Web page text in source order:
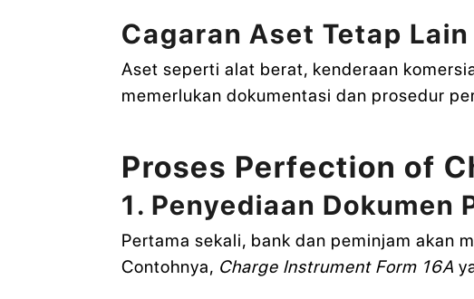
Cagaran Aset Tetap Lain
Aset seperti alat berat, kenderaan
memerlukan dokumentasi dan prosedur
Proses Perfection of
1. Penyediaan Dokumen
Pertama sekali, bank dan peminjam akan
Contohnya, Charge Instrument Form 16A